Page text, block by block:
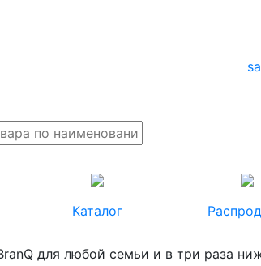
Каталог
для любой семьи и в три раза